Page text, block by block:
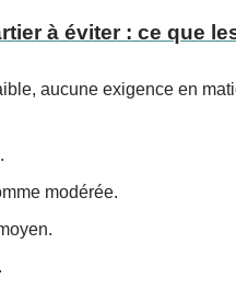
à éviter : ce que
aucune exigence en
modérée.